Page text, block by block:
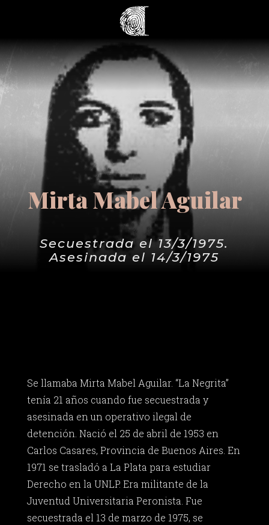
Mirta Mabel Aguilar
Secuestrada el 13/3/1975.
Asesinada el 14/3/1975
Se llamaba Mirta Mabel Aguilar. “La Negrita”
tenía 21 años cuando fue secuestrada y
asesinada en un operativo ilegal de
detención. Nació el 25 de abril de 1953 en
Carlos Casares, Provincia de Buenos Aires. En
1971 se trasladó a La Plata para estudiar
Derecho en la UNLP. Era militante de la
Juventud Universitaria Peronista. Fue
secuestrada el 13 de marzo de 1975, se